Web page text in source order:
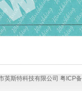
英斯特科技有限公司 粤ICP备